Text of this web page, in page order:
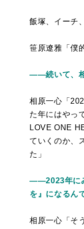
飯塚、イーチ
笹原遼雅「僕
――続いて、相
相原一心「
た年にはやっ
LOVE ONE
ていくのか、
た」
――2023年に
を』になるん
相原一心「そ